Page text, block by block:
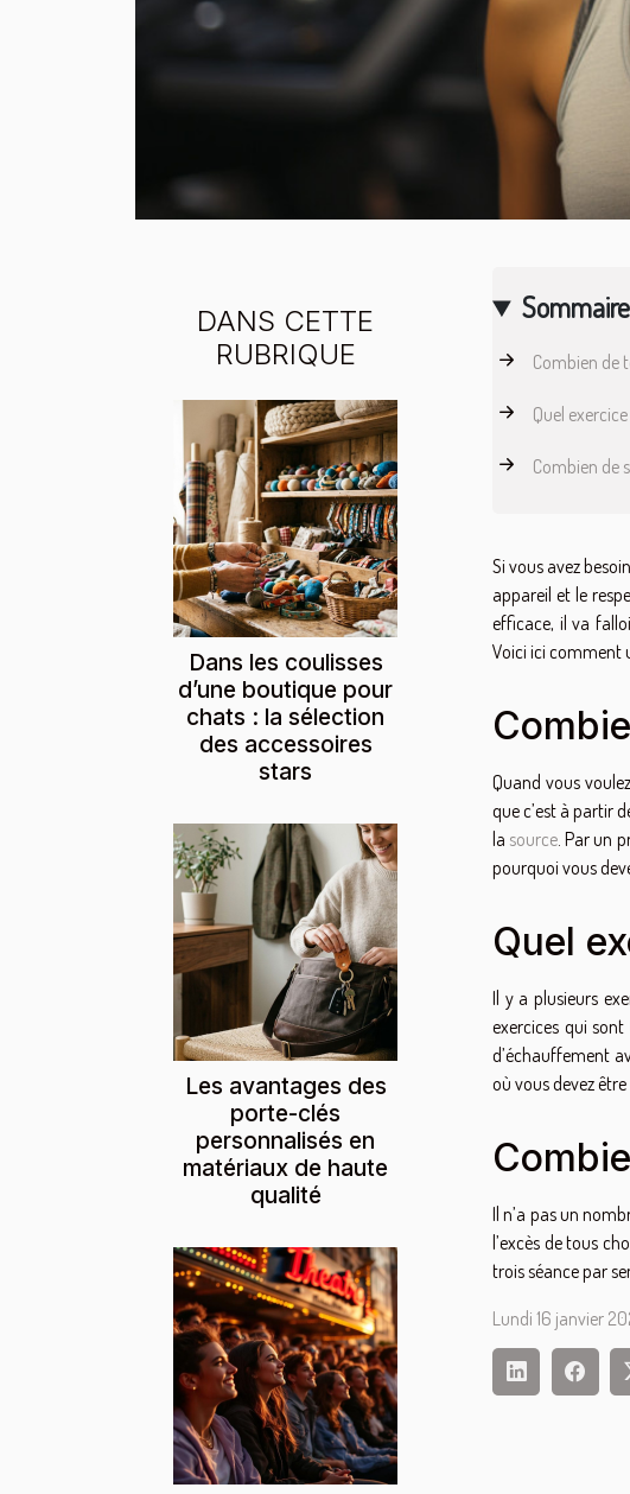
DANS CETTE
RUBRIQUE
Dans les coulisses
d’une boutique pour
chats : la sélection
des accessoires
stars
Les avantages des
porte-clés
personnalisés en
matériaux de haute
qualité
Sommaire
Combien de
Quel
Combien de
Si vous avez
appareil et le
efficace, il va
Voici ici comment
Quand vous
que c’est à partir
la source. Par un
pourquoi vous
Quel
Il y a plusieurs
exercices qui
d’échauffement
où vous devez
Il n’a pas un
l’excès de tous
trois séance par
Lundi 16 janvier